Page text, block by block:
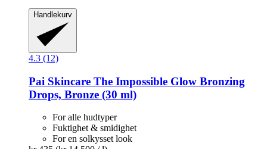
Handlekurv
4.3 (12)
Pai Skincare The Impossible Glow Bronzing
Drops, Bronze (30 ml)
For alle hudtyper
Fuktighet & smidighet
For en solkysset look